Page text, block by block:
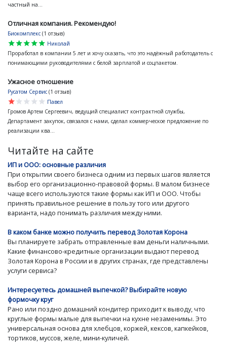
частный на...
Отличная компания. Рекомендую!
Биокомплекс (1 отзыв)
star
star
star
star
star
Николай
Проработал в компании 5 лет и хочу сказать, что это надёжный работодатель с
понимающими руководителями с белой зарплатой и соцпакетом.
Ужасное отношение
Русатом Сервис (1 отзыв)
star
star
star
star
star
Павел
Громов Артем Сергеевич, ведущий специалист контрактной службы,
Департамент закупок, связался с нами, сделал коммерческое предложение по
реализации ква...
Читайте на сайте
ИП и ООО: основные различия
При открытии своего бизнеса одним из первых шагов является
выбор его организационно-правовой формы. В малом бизнесе
чаще всего используются такие формы как ИП и ООО. Чтобы
принять правильное решение в пользу того или другого
варианта, надо понимать различия между ними.
В каком банке можно получить перевод Золотая Корона
Вы планируете забрать отправленные вам деньги наличными.
Какие финансово-кредитные организации выдают перевод
Золотая Корона в России и в других странах, где представлены
услуги сервиса?
Интересуетесь домашней выпечкой? Выбирайте новую
формочку круг
Рано или поздно домашний кондитер приходит к выводу, что
круглые формы малые для выпечки на кухне незаменимы. Это
универсальная основа для хлебцов, коржей, кексов, капкейков,
тортиков, муссов, желе, мини-куличей.